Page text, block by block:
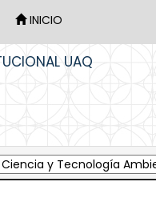
INICIO
UAQ